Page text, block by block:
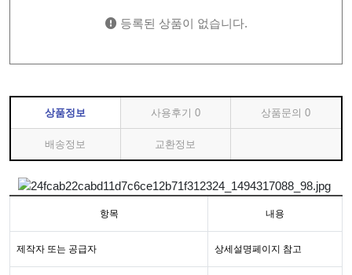
등록된 상품이 없습니다.
상품정보 사용후기 0 상품문의0
배송정보 교환정보
항목 내용
제작자 또는 공급자 상세설명페이지 참고